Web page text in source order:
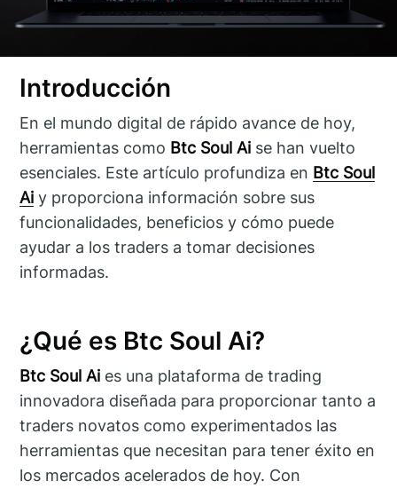
Introducción
En el mundo digital de rápido avance de hoy,
herramientas como Btc Soul Ai se han vuelto
esenciales. Este artículo profundiza en Btc Soul
Ai y proporciona información sobre sus
funcionalidades, beneficios y cómo puede
ayudar a los traders a tomar decisiones
informadas.
¿Qué es Btc Soul Ai?
Btc Soul Ai es una plataforma de trading
innovadora diseñada para proporcionar tanto a
traders novatos como experimentados las
herramientas que necesitan para tener éxito en
los mercados acelerados de hoy. Con